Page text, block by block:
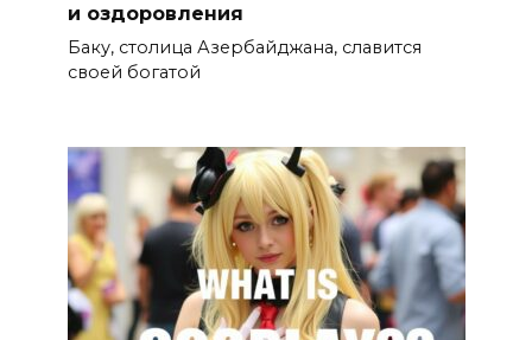
и оздоровления
Баку, столица Азербайджана, славится
своей богатой